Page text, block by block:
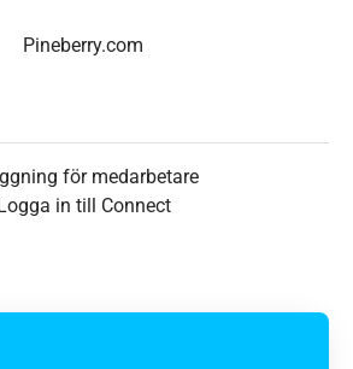
Pineberry.com
för medarbetare
in till Connect